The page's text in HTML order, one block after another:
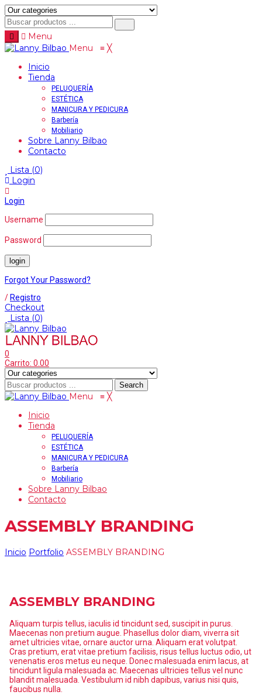
Menu
Menu ≡ ╳
Inicio
Tienda
PELUQUERÍA
ESTÉTICA
MANICURA Y PEDICURA
Barbería
Mobiliario
Sobre Lanny Bilbao
Contacto
Lista (0)
Login
Login
Username
Password
Forgot Your Password?
/ Registro
Checkout
Lista (0)
0
Carrito: 0.00
Search
Menu ≡ ╳
Inicio
Tienda
PELUQUERÍA
ESTÉTICA
MANICURA Y PEDICURA
Barbería
Mobiliario
Sobre Lanny Bilbao
Contacto
ASSEMBLY BRANDING
Inicio Portfolio ASSEMBLY BRANDING
ASSEMBLY BRANDING
Aliquam turpis tellus, iaculis id tincidunt sed, suscipit in purus.
Maecenas non pretium augue. Phasellus dolor diam, viverra sit
amet ultricies vitae, ornare auctor urna. Aliquam erat volutpat.
Cras pretium, erat vitae pretium facilisis, risus tellus luctus odio, ut
venenatis eros metus eu neque. Donec malesuada enim lacus, at
tincidunt ligula malesuada ac. Maecenas ultricies tellus vel nunc
blandit malesuada. Vestibulum id nibh dapibus, varius nisi quis,
faucibus nulla.